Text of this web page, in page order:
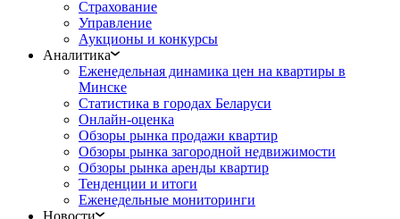
Страхование
Управление
Аукционы и конкурсы
Аналитика
Еженедельная динамика цен на квартиры в
Минске
Статистика в городах Беларуси
Онлайн-оценка
Обзоры рынка продажи квартир
Обзоры рынка загородной недвижимости
Обзоры рынка аренды квартир
Тенденции и итоги
Еженедельные мониторинги
Новости